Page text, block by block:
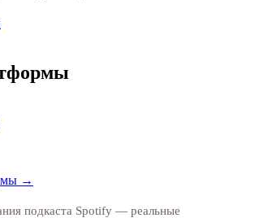
→
подкаста Spotify — реальные